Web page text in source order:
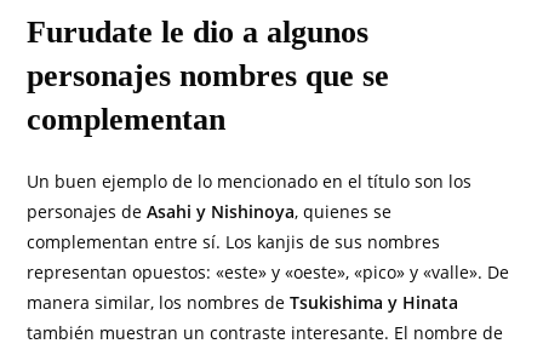
Furudate le dio a algunos
personajes nombres que se
complementan
Un buen ejemplo de lo mencionado en el título son los
personajes deAsahi y Nishinoya, quienes se
complementan entre sí. Los kanjis de sus nombres
representan opuestos: «este» y «oeste», «pico» y «valle». De
manera similar, los nombres deTsukishima y Hinata
también muestran un contraste interesante. El nombre de